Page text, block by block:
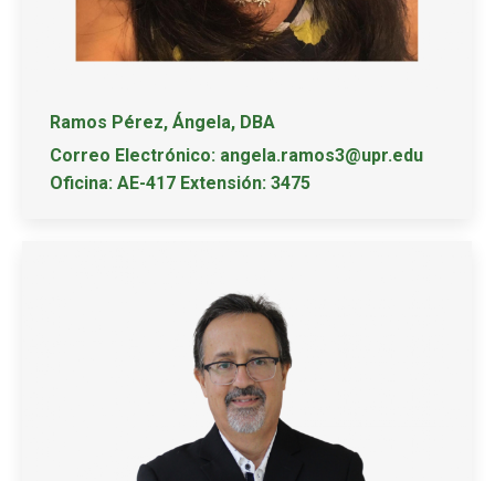
Ramos Pérez, Ángela, DBA
Correo Electrónico: angela.ramos3@upr.edu
Oficina: AE-417 Extensión: 3475